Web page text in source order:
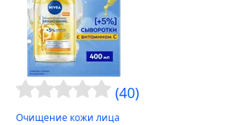
(40)
Очищение кожи лица